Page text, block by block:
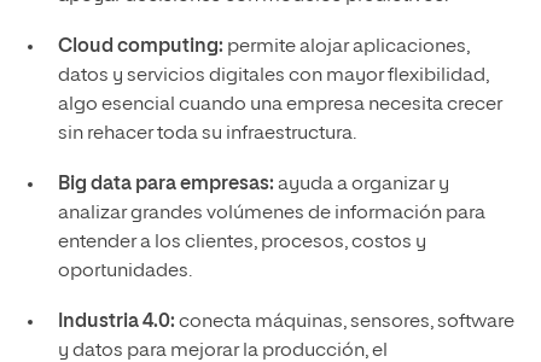
Cloud computing: permite alojar aplicaciones,
datos y servicios digitales con mayor flexibilidad,
algo esencial cuando una empresa necesita crecer
sin rehacer toda su infraestructura.
Big data para empresas: ayuda a organizar y
analizar grandes volúmenes de información para
entender a los clientes, procesos, costos y
oportunidades.
Industria 4.0: conecta máquinas, sensores, software
y datos para mejorar la producción, el